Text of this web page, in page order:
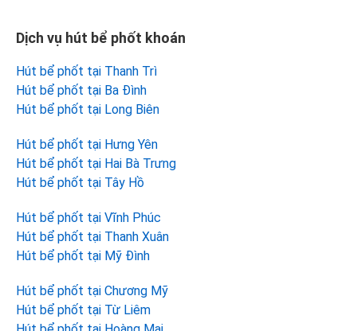
Dịch vụ hút bể phốt khoán
Hút bể phốt tại Thanh Trì
Hút bể phốt tại Ba Đình
Hút bể phốt tại Long Biên
Hút bể phốt tại Hưng Yên
Hút bể phốt tại Hai Bà Trưng
Hút bể phốt tại Tây Hồ
Hút bể phốt tại Vĩnh Phúc
Hút bể phốt tại Thanh Xuân
Hút bể phốt tại Mỹ Đình
Hút bể phốt tại Chương Mỹ
Hút bể phốt tại Từ Liêm